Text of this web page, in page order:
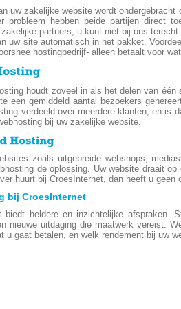
uw zakelijke website wordt
probleem hebben beide partijen direct
zakelijke partners, u kunt niet bij ons
uw site automatisch in het pakket.
hostingbedrijf- alleen betaalt voor
houdt zoveel in als het delen van
een gemiddeld aantal bezoekers
verdeeld over meerdere klanten, en is
bij uw zakelijke website.
zoals uitgebreide webshops,
de oplossing. Uw website draait
huurt bij CroesInternet, dan heeft u geen
bij CroesInternet
biedt heldere en inzichtelijke afspraken.
nieuwe uitdaging die maatwerk vereist.
u gaat betalen, en welk rendement bij uw